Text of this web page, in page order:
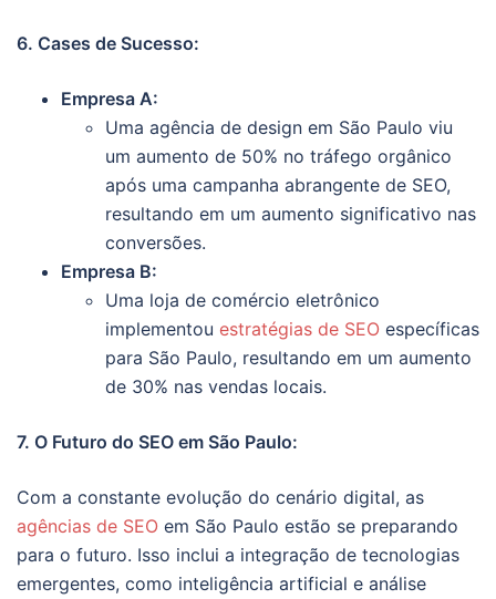
6. Cases de Sucesso:
Empresa A:
Uma agência de design em São Paulo viu
um aumento de 50% no tráfego orgânico
após uma campanha abrangente de SEO,
resultando em um aumento significativo nas
conversões.
Empresa B:
Uma loja de comércio eletrônico
implementou estratégias de SEO específicas
para São Paulo, resultando em um aumento
de 30% nas vendas locais.
7. O Futuro do SEO em São Paulo:
Com a constante evolução do cenário digital, as
agências de SEO em São Paulo estão se preparando
para o futuro. Isso inclui a integração de tecnologias
emergentes, como inteligência artificial e análise